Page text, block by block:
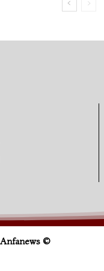
© Anfanews جميع الحقوق محفوظة لموقع